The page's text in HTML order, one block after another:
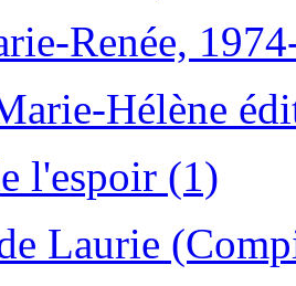
Renée,
Hélène
l'espoir (1)
Laurie